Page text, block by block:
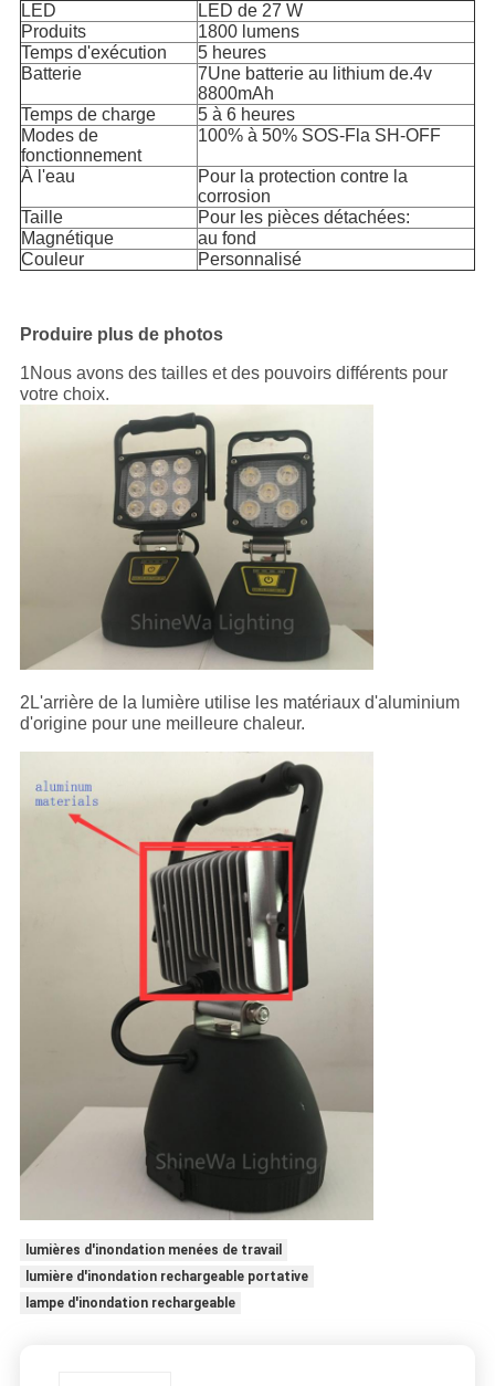
LED
LED de 27 W
Produits
1800 lumens
Temps d'exécution
5 heures
Batterie
7Une batterie au lithium de.4v
8800mAh
Temps de charge
5 à 6 heures
Modes de
fonctionnement
100% à 50% SOS-Fla SH-OFF
À l'eau
Pour la protection contre la
corrosion
Taille
Pour les pièces détachées:
Magnétique
au fond
Couleur
Personnalisé
Produire plus de photos
1Nous avons des tailles et des pouvoirs différents pour
votre choix.
2L'arrière de la lumière utilise les matériaux d'aluminium
d'origine pour une meilleure chaleur.
lumières d'inondation menées de travail
lumière d'inondation rechargeable portative
lampe d'inondation rechargeable